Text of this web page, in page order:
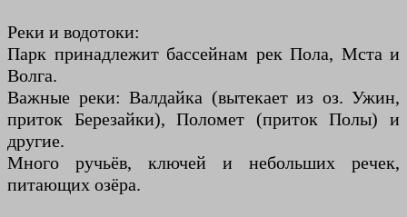
Реки и водотоки:
Парк принадлежит бассейнам рек Пола, Мста и
Волга.
Важные реки: Валдайка (вытекает из оз. Ужин,
приток Березайки), Поломет (приток Полы) и
другие.
Много ручьёв, ключей и небольших речек,
питающих озёра.